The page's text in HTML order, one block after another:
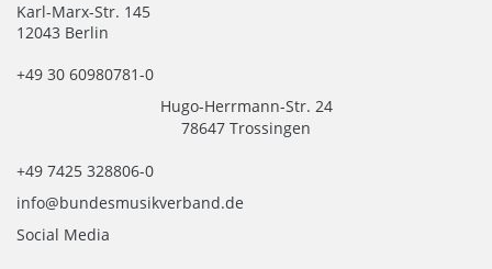
Karl-Marx-Str. 145
12043 Berlin
+49 30 60980781-0
Hugo-Herrmann-Str. 24
78647 Trossingen
+49 7425 328806-0
info@bundesmusikverband.de
Social Media